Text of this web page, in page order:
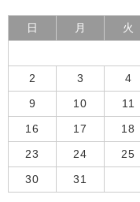
日 月 火
2 3 4
9 10 11
16 17 18
23 24 25
30 31